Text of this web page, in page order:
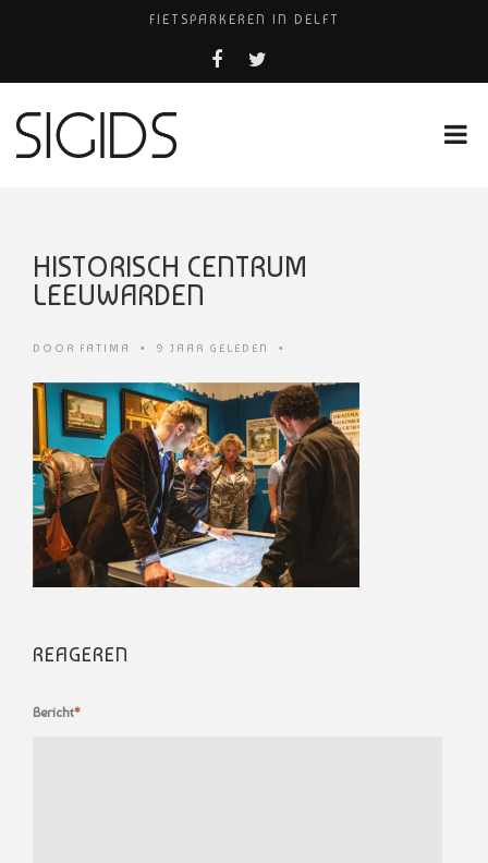
FIETSPARKEREN IN DELFT
PIZZERIA POMPEÏ ￼
COCKTAILS ON THE SPOT!
HISTORISCH CENTRUM
LEEUWARDEN
DOOR FATIMA • 9 JAAR GELEDEN •
REAGEREN
Bericht*